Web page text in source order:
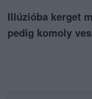
Illúzióba kerget
pedig komoly